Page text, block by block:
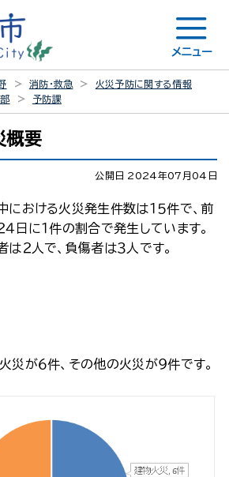
メニュー
消防・救急
火災予防に関する情報
予防課
概要
公開日 2024年07月04日
おける火災発生件数は１５件で、前
４日に１件の割合で発生しています。
は２人で、負傷者は３人です。
が６件、その他の火災が９件です。